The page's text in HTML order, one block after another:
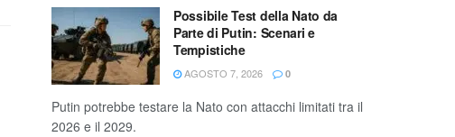
Possibile Test della Nato da
Parte di Putin: Scenari e
Tempistiche
AGOSTO 7, 2026 0
Putin potrebbe testare la Nato con attacchi limitati tra il
2026 e il 2029.